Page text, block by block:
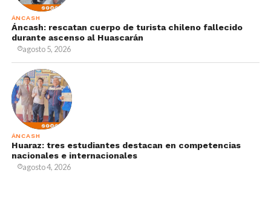
ÁNCASH
Áncash: rescatan cuerpo de turista chileno fallecido
durante ascenso al Huascarán
agosto 5, 2026
ÁNCASH
Huaraz: tres estudiantes destacan en competencias
nacionales e internacionales
agosto 4, 2026